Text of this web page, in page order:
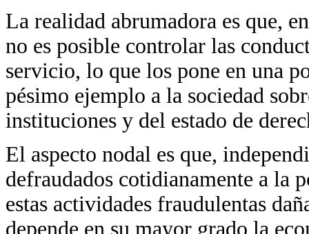
La realidad abrumadora es que,
no es posible controlar las
servicio, lo que los pone en una
pésimo ejemplo a la sociedad
instituciones y del estado de
El aspecto nodal es que,
defraudados cotidianamente a la
estas actividades fraudulentas
depende en su mayor grado la